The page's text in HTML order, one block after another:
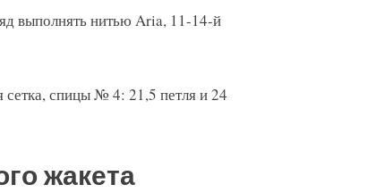
выполнять нитью Aria, 11-14-й
сетка, спицы № 4: 21,5 петля и 24
жакета